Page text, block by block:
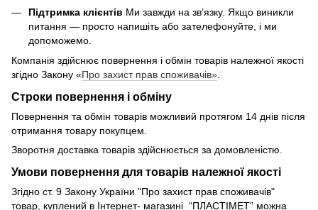
Підтримка клієнтів Ми завжди на зв’язку. Якщо виникли
питання — просто напишіть або зателефонуйте, і ми
допоможемо.
Компанія здійснює повернення і обмін товарів належної якості
згідно Закону «Про захист прав споживачів»
Строки повернення і обміну
Повернення та обмін товарів можливий протягом 14 днів після
отримання товару покупцем.
Зворотня доставка товарів здійснюється за домовленістю.
Умови повернення для товарів належної якості
Згідно ст. 9 Закону України "Про захист прав споживачів"
товар, куплений в Інтернет- магазині “ПЛАСТІМЕТ” можна